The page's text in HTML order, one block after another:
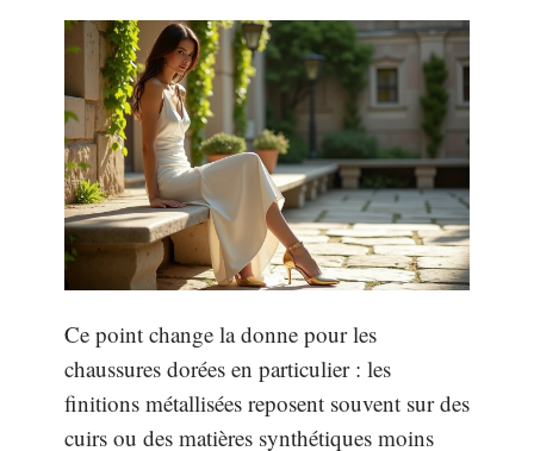
Ce point change la donne pour les
chaussures dorées en particulier : les
finitions métallisées reposent souvent sur des
cuirs ou des matières synthétiques moins